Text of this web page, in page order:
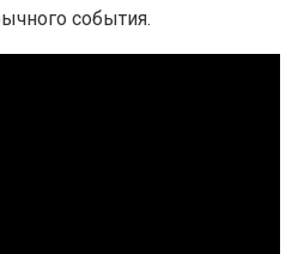
события.